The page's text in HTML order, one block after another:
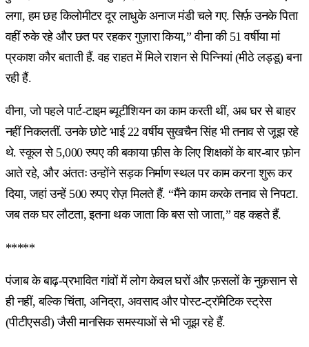
लगा, हम छह किलोमीटर दूर लाधुके अनाज मंडी चले गए. सिर्फ़ उनके पिता
वहीं रुके रहे और छत पर रहकर गुज़ारा किया,” वीना की 51 वर्षीया मां
प्रकाश कौर बताती हैं. वह राहत में मिले राशन से पिन्नियां (मीठे लड्डू) बना
रही हैं.
वीना, जो पहले पार्ट-टाइम ब्यूटीशियन का काम करती थीं, अब घर से बाहर
नहीं निकलतीं. उनके छोटे भाई 22 वर्षीय सुखचैन सिंह भी तनाव से जूझ रहे
थे. स्कूल से 5,000 रुपए की बकाया फ़ीस के लिए शिक्षकों के बार-बार फ़ोन
आते रहे, और अंततः उन्होंने सड़क निर्माण स्थल पर काम करना शुरू कर
दिया, जहां उन्हें 500 रुपए रोज़ मिलते हैं. “मैंने काम करके तनाव से निपटा.
जब तक घर लौटता, इतना थक जाता कि बस सो जाता,” वह कहते हैं.
*****
पंजाब के बाढ़-प्रभावित गांवों में लोग केवल घरों और फ़सलों के नुक़सान से
ही नहीं, बल्कि चिंता, अनिद्रा, अवसाद और पोस्ट-ट्रॉमेटिक स्ट्रेस
(पीटीएसडी) जैसी मानसिक समस्याओं से भी जूझ रहे हैं.